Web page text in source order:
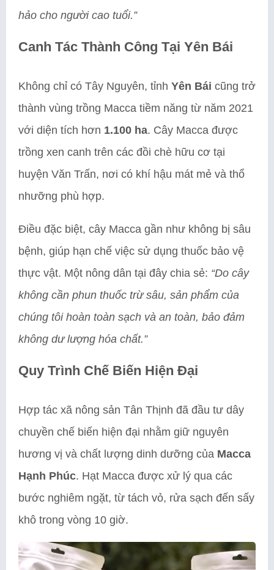
hảo cho người cao tuổi.”
Canh Tác Thành Công Tại Yên Bái
Không chỉ có Tây Nguyên, tỉnh Yên Bái cũng trở
thành vùng trồng Macca tiềm năng từ năm 2021
với diện tích hơn 1.100 ha. Cây Macca được
trồng xen canh trên các đồi chè hữu cơ tại
huyện Văn Trấn, nơi có khí hậu mát mẻ và thổ
nhưỡng phù hợp.
Điều đặc biệt, cây Macca gần như không bị sâu
bệnh, giúp hạn chế việc sử dụng thuốc bảo vệ
thực vật. Một nông dân tại đây chia sẻ: “Do cây
không cần phun thuốc trừ sâu, sản phẩm của
chúng tôi hoàn toàn sạch và an toàn, bảo đảm
không dư lượng hóa chất.”
Quy Trình Chế Biến Hiện Đại
Hợp tác xã nông sản Tân Thịnh đã đầu tư dây
chuyền chế biến hiện đại nhằm giữ nguyên
hương vị và chất lượng dinh dưỡng của Macca
Hạnh Phúc. Hạt Macca được xử lý qua các
bước nghiêm ngặt, từ tách vỏ, rửa sạch đến sấy
khô trong vòng 10 giờ.